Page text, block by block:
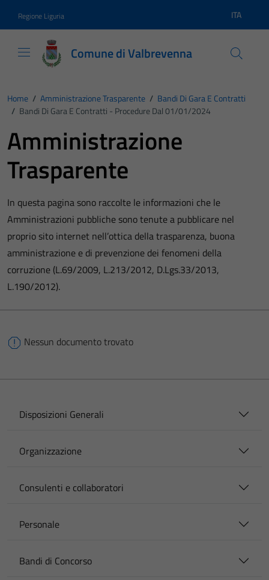
Regione Liguria Lingua
ITA
Comune di Valbrevenna
Home / Amministrazione Trasparente / Bandi Di Gara E Contratti
/ Bandi Di Gara E Contratti - Procedure Dal 01/01/2024
Amministrazione
Trasparente
In questa pagina sono raccolte le informazioni che le
Amministrazioni pubbliche sono tenute a pubblicare nel
proprio sito internet nell’ottica della trasparenza, buona
amministrazione e di prevenzione dei fenomeni della
corruzione (L.69/2009, L.213/2012, D.Lgs.33/2013,
L.190/2012).
Nessun documento trovato
Disposizioni Generali
Organizzazione
Consulenti e collaboratori
Personale
Bandi di Concorso